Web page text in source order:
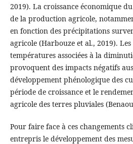
2019). La croissance économique
de la production agricole,
en fonction des précipitations
agricole (Harbouze et al., 2019). Les
températures associées à la
provoquent des impacts négatifs
développement phénologique des
période de croissance et le
agricole des terres pluviales
Pour faire face à ces changements
entrepris le développement des